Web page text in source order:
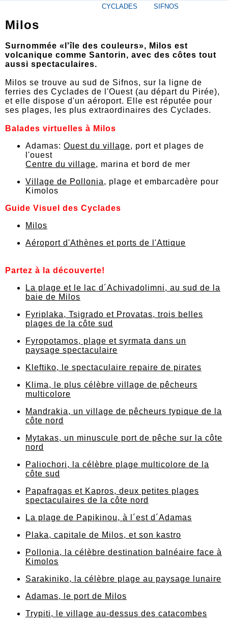
CYCLADES SIFNOS
Milos
Surnommée «l'île des couleurs», Milos est
volcanique comme Santorin, avec des côtes tout
aussi spectaculaires.
Milos se trouve au sud de Sifnos, sur la ligne de
ferries des Cyclades de l'Ouest (au départ du Pirée),
et elle dispose d'un aéroport. Elle est réputée pour
ses plages, les plus extraordinaires des Cyclades.
Balades virtuelles à Milos
Adamas: Ouest du village, port et plages de
l'ouest
Centre du village, marina et bord de mer
Village de Pollonia, plage et embarcadère pour
Kimolos
Guide Visuel des Cyclades
Milos
Aéroport d'Athènes et ports de l'Attique
Partez à la découverte!
La plage et le lac d´Achivadolimni, au sud de la
baie de Milos
Fyriplaka, Tsigrado et Provatas, trois belles
plages de la côte sud
Fyropotamos, plage et syrmata dans un
paysage spectaculaire
Kleftiko, le spectaculaire repaire de pirates
Klima, le plus célèbre village de pêcheurs
multicolore
Mandrakia, un village de pêcheurs typique de la
côte nord
Mytakas, un minuscule port de pêche sur la côte
nord
Paliochori, la célèbre plage multicolore de la
côte sud
Papafragas et Kapros, deux petites plages
spectaculaires de la côte nord
La plage de Papikinou, à l´est d´Adamas
Plaka, capitale de Milos, et son kastro
Pollonia, la célèbre destination balnéaire face à
Kimolos
Sarakiniko, la célèbre plage au paysage lunaire
Adamas, le port de Milos
Trypiti, le village au-dessus des catacombes